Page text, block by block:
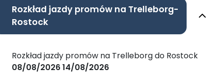
Rozkład jazdy promów na Trelleborg-
Rostock
Rozkład jazdy promów na Trelleborg do Rostock
08/08/202614/08/2026